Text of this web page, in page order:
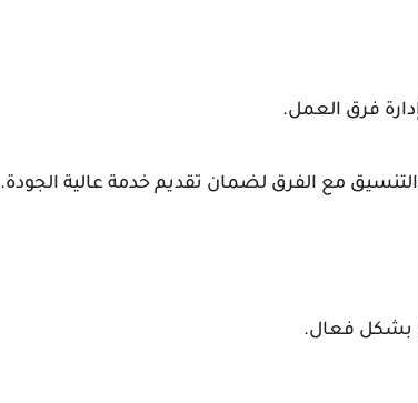
فرق العمل.
مع الفرق لضمان تقديم خدمة عالية الجودة.
بشكل فعال.